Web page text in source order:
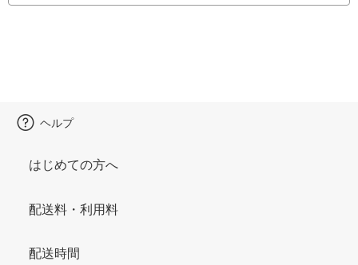
ヘルプ
はじめての方へ
配送料・利用料
配送時間